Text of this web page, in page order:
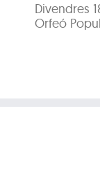
Divendres
Orfeó